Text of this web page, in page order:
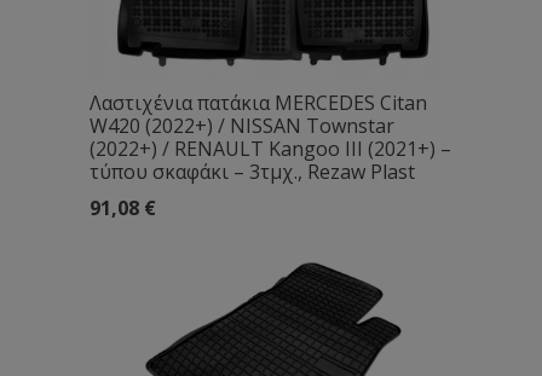
Λαστιχένια πατάκια MERCEDES Citan
W420 (2022+) / NISSAN Townstar
(2022+) / RENAULT Kangoo III (2021+) –
τύπου σκαφάκι – 3τμχ., Rezaw Plast
91,08 €